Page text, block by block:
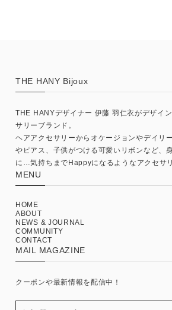
THE HANY Bijoux
THE HANYデザイナー 伊藤 羽仁衣がデザイ
サリーブランド。
ヘアアクセサリーからオケージョンやデイリ
やピアス、子供がつける可愛いリボンなど、
に…気持ちまでHappyになるようなアクセサ
MENU
HOME
ABOUT
NEWS & JOURNAL
COMMUNITY
CONTACT
MAIL MAGAZINE
クーポンや最新情報を配信中！